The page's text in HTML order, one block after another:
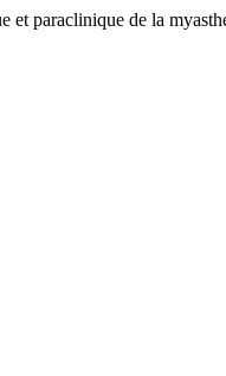
paraclinique de la